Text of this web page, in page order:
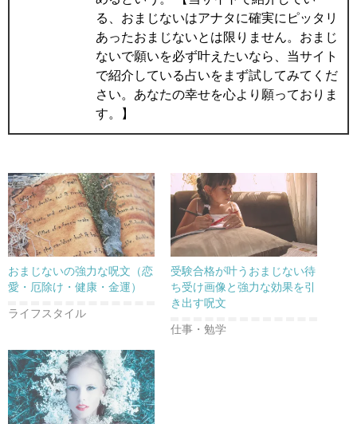
る、おまじないはアナタに確実にピッタリ
あったおまじないとは限りません。おまじ
ないで願いを必ず叶えたいなら、当サイト
で紹介している占いをまず試してみてくだ
さい。あなたの幸せを心より願っておりま
す。】
おまじないの強力な呪文（恋
愛・厄除け・健康・金運）
ライフスタイル
受験合格が叶うおまじない待
ち受け画像と強力な効果を引
き出す呪文
仕事・勉学